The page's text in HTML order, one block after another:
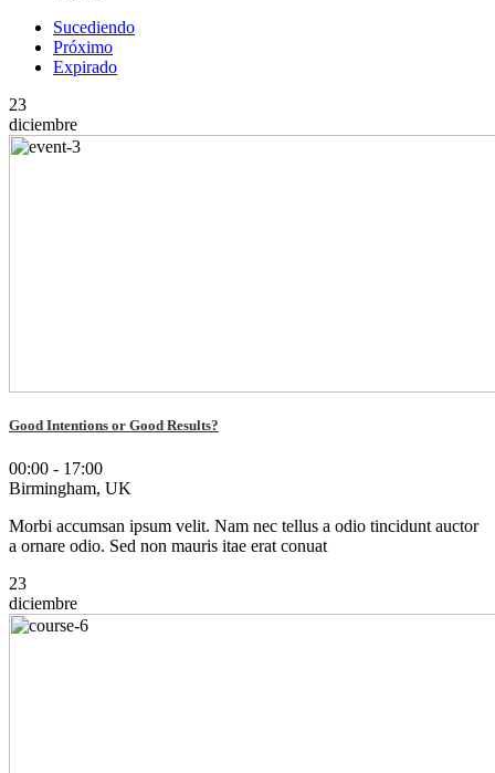
Sucediendo
Próximo
Expirado
23
diciembre
Good Intentions or Good Results?
00:00 - 17:00
Birmingham, UK
Morbi accumsan ipsum velit. Nam nec tellus a odio tincidunt auctor
a ornare odio. Sed non mauris itae erat conuat
23
diciembre